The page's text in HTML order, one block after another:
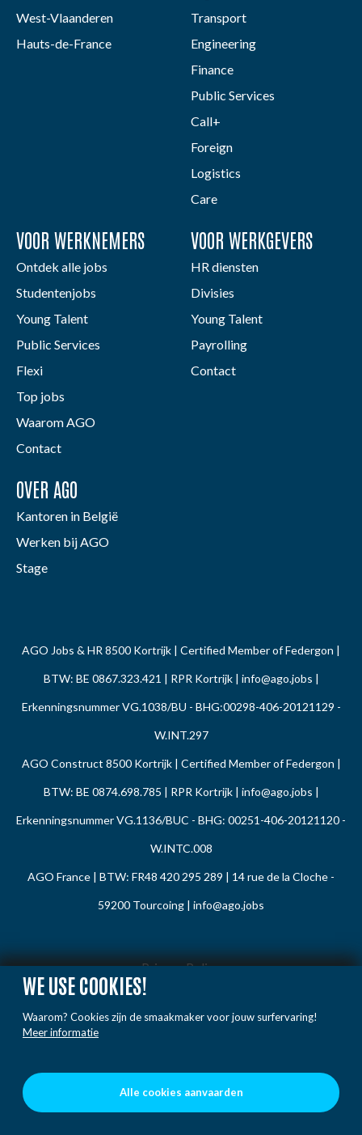
WE USE COOKIES!
Waarom? Cookies zijn de smaakmaker voor jouw surfervaring!
Meer informatie
Alle cookies aanvaarden
West-Vlaanderen
Hauts-de-France
Transport
Engineering
Finance
Public Services
Call+
Foreign
Logistics
Care
VOOR WERKNEMERS
Ontdek alle jobs
Studentenjobs
Young Talent
Public Services
Flexi
Top jobs
Waarom AGO
Contact
VOOR WERKGEVERS
HR diensten
Divisies
Young Talent
Payrolling
Contact
OVER AGO
Kantoren in België
Werken bij AGO
Stage
AGO Jobs & HR 8500 Kortrijk | Certified Member of Federgon |
BTW: BE 0867.323.421 | RPR Kortrijk | info@ago.jobs |
Erkenningsnummer VG.1038/BU - BHG:00298-406-20121129 -
W.INT.297
AGO Construct 8500 Kortrijk | Certified Member of Federgon |
BTW: BE 0874.698.785 | RPR Kortrijk | info@ago.jobs |
Erkenningsnummer VG.1136/BUC - BHG: 00251-406-20121120 -
W.INTC.008
AGO France | BTW: FR48 420 295 289 | 14 rue de la Cloche -
59200 Tourcoing | info@ago.jobs
Privacy Policy
Cookie Policy
Gedragsregels
Voorwaarden